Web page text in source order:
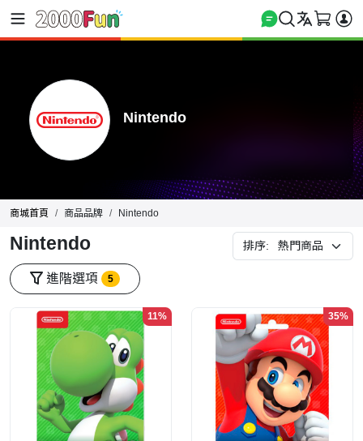
Nintendo
商城首頁 商品品牌 Nintendo
Nintendo 排序:
進階選項 5
11% 35%